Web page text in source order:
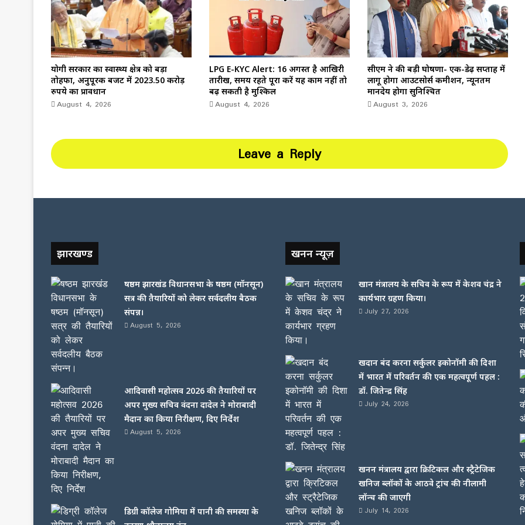
योगी सरकार का स्वास्थ्य क्षेत्र को बड़ा
तोहफा, अनुपूरक बजट में 2023.50 करोड़
रुपये का प्रावधान
August 4, 2026
LPG E-KYC Alert: 16 अगस्त है आखिरी
तारीख, समय रहते पूरा करें यह काम नहीं तो
बढ़ सकती है मुश्किल
August 4, 2026
सीएम ने की बड़ी घोषणा- एक-डेढ़ सप्ताह में
लागू होगा आउटसोर्स कमीशन, न्यूनतम
मानदेय होगा सुनिश्चित
August 3, 2026
Leave a Reply
झारखण्ड
षष्ठम झारखंड विधानसभा के षष्ठम (मॉनसून)
सत्र की तैयारियों को लेकर सर्वदलीय बैठक
संपन्न।
August 5, 2026
आदिवासी महोत्सव 2026 की तैयारियों पर
अपर मुख्य सचिव वंदना दादेल ने मोराबादी
मैदान का किया निरीक्षण, दिए निर्देश
August 5, 2026
डिग्री कॉलेज गोमिया में पानी की समस्या के
खनन न्यूज़
खान मंत्रालय के सचिव के रूप में केशव चंद्र ने
कार्यभार ग्रहण किया।
July 27, 2026
खदान बंद करना सर्कुलर इकोनॉमी की दिशा
में भारत में परिवर्तन की एक महत्वपूर्ण पहल :
डॉ. जितेन्द्र सिंह
July 24, 2026
खनन मंत्रालय द्वारा क्रिटिकल और स्ट्रैटेजिक
खनिज ब्लॉकों के आठवे ट्रांच की नीलामी
लॉन्च की जाएगी
July 14, 2026